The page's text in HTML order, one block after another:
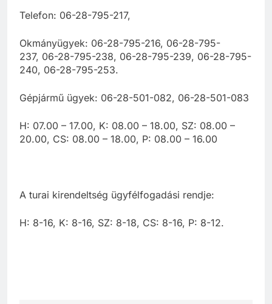
Telefon: 06-28-795-217,
Okmányügyek: 06-28-795-216, 06-28-795-
237, 06-28-795-238, 06-28-795-239, 06-28-795-
240, 06-28-795-253.
Gépjármű ügyek: 06-28-501-082, 06-28-501-083
H: 07.00 – 17.00, K: 08.00 – 18.00, SZ: 08.00 –
20.00, CS: 08.00 – 18.00, P: 08.00 – 16.00
A turai kirendeltség ügyfélfogadási rendje:
H: 8-16, K: 8-16, SZ: 8-18, CS: 8-16, P: 8-12.